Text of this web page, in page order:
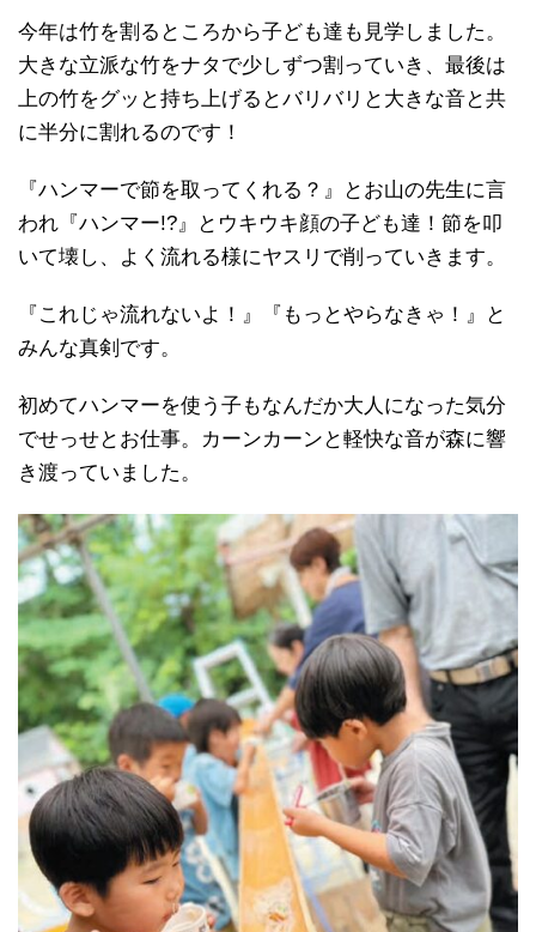
今年は竹を割るところから子ども達も見学しました。
大きな立派な竹をナタで少しずつ割っていき、最後は
上の竹をグッと持ち上げるとバリバリと大きな音と共
に半分に割れるのです！
『ハンマーで節を取ってくれる？』とお山の先生に言
われ『ハンマー!?』とウキウキ顔の子ども達！節を叩
いて壊し、よく流れる様にヤスリで削っていきます。
『これじゃ流れないよ！』『もっとやらなきゃ！』と
みんな真剣です。
初めてハンマーを使う子もなんだか大人になった気分
でせっせとお仕事。カーンカーンと軽快な音が森に響
き渡っていました。